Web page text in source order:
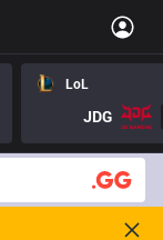
LoL
JDG